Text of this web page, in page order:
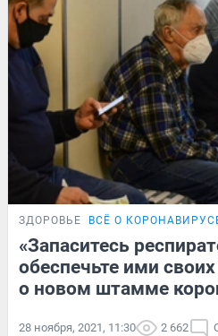
ЗДОРОВЬЕ ВСЁ О
«Запаситесь
обеспечьте ими
о новом штамме
28 ноября, 2021, 11:30 2 662